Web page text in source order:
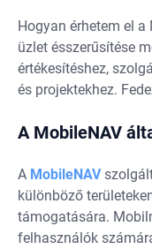
Hogyan érhetem el
üzlet ésszerűsítése
értékesítéshez,
és projektekhez.
A MobileNAV
A MobileNAV
különböző
támogatására.
felhasználók